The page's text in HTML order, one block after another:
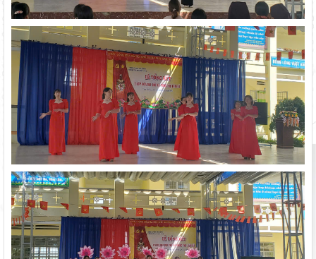
chính gắn với áp dụng ISO 9001:2015
Khởi đầu định hướng nghề nghiệp
Sáng đèn công trường để kịp năm học mới
Lâm Đồng phấn đấu hoàn thành Trường THPT Chuyên Bảo Lộc
trước năm học mới
Chính phủ ban hành Nghị quyết quy định cơ cấu, số lượng và
chính sách đối với đội ngũ quản lý, nhân sự hỗ trợ giáo dục khi